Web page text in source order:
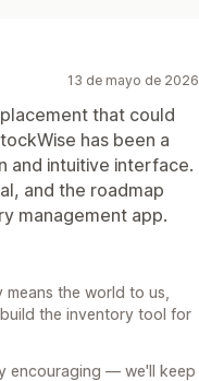
13 de mayo de 2026
that could
has been a
and intuitive interface.
and the roadmap
management app.
the world to us,
the inventory tool for
encouraging — we'll keep